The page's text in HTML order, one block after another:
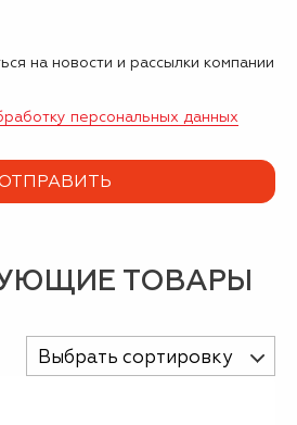
на новости и рассылки компании
персональных данных
ТОВАРЫ
Выбрать сортировку